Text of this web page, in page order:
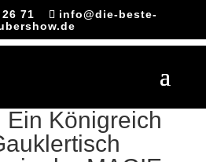
71
info@die-beste-
Ein Königreich